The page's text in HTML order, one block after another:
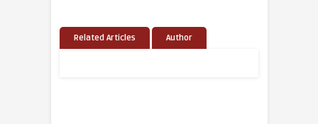
Related Articles Author